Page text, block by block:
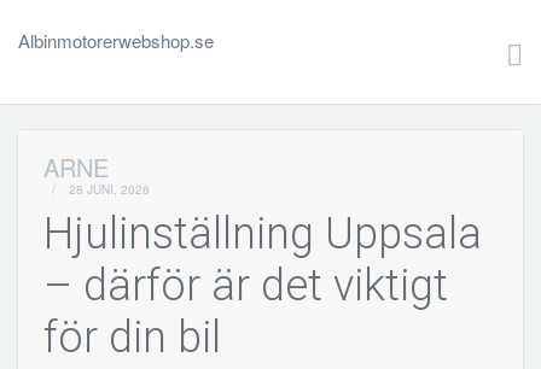
Albinmotorerwebshop.se
ARNE
/ 28 JUNI, 2026
Hjulinställning Uppsala
– därför är det viktigt
för din bil